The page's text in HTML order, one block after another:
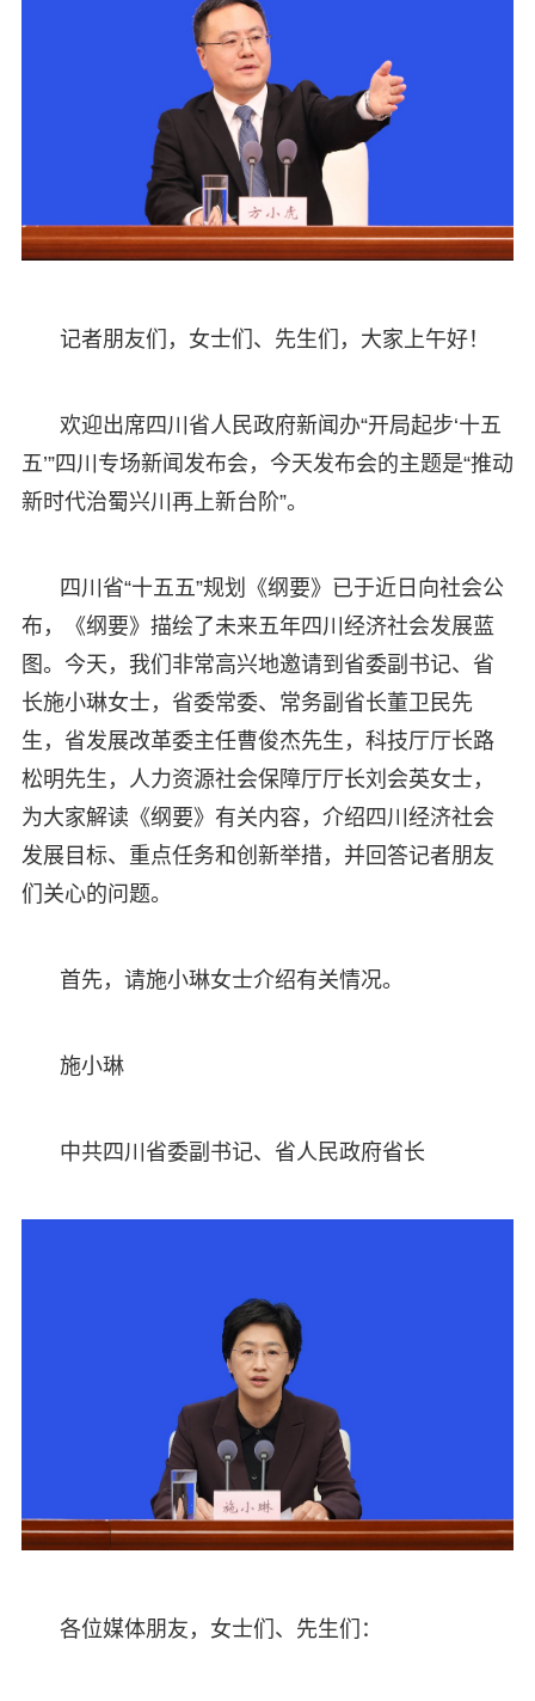
记者朋友们，女士们、先生们，大家上午好！
欢迎出席四川省人民政府新闻办“开局起步‘十五
五’”四川专场新闻发布会，今天发布会的主题是“推动
新时代治蜀兴川再上新台阶”。
四川省“十五五”规划《纲要》已于近日向社会公
布，《纲要》描绘了未来五年四川经济社会发展蓝
图。今天，我们非常高兴地邀请到省委副书记、省
长施小琳女士，省委常委、常务副省长董卫民先
生，省发展改革委主任曹俊杰先生，科技厅厅长路
松明先生，人力资源社会保障厅厅长刘会英女士，
为大家解读《纲要》有关内容，介绍四川经济社会
发展目标、重点任务和创新举措，并回答记者朋友
们关心的问题。
首先，请施小琳女士介绍有关情况。
施小琳
中共四川省委副书记、省人民政府省长
各位媒体朋友，女士们、先生们：